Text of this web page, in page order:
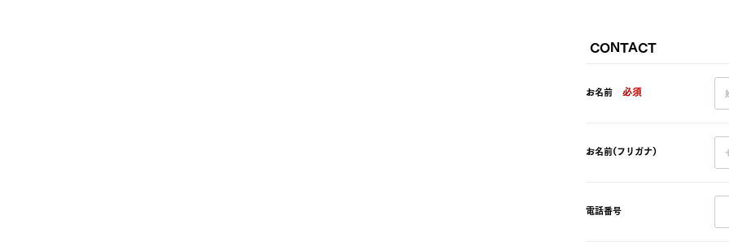
CONTACT
お名前 必須
お名前(フリガナ)
電話番号